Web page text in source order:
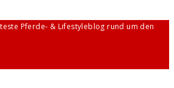
Pferde- & Lifestyleblog rund um den